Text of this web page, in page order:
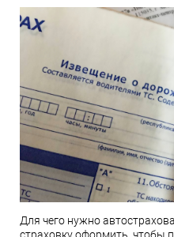
Для чего нужно